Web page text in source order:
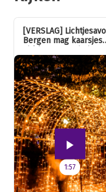
[VERSLAG]
Bergen mag kaarsjes
jubileum!
1:57